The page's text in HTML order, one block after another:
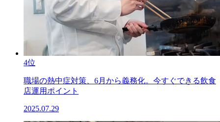
4位
職場の熱中症対策、6月から義務化。今すぐできる飲食
店運用ポイント
2025.07.29